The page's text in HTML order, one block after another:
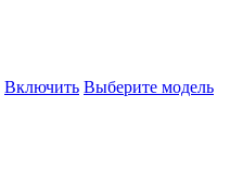
Включить Выберите модель